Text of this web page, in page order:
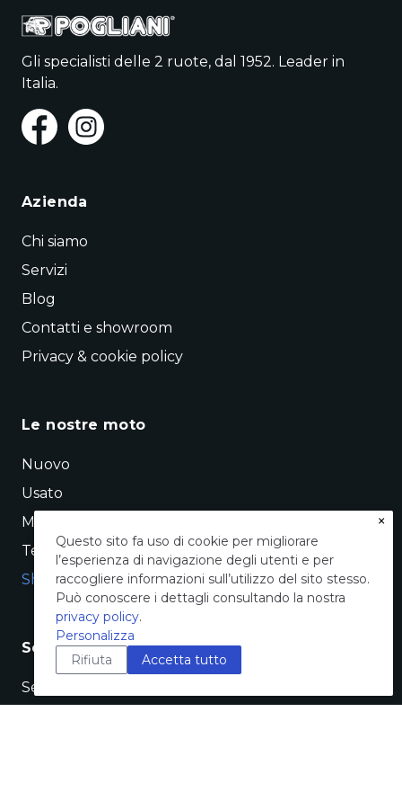
Gli specialisti delle 2 ruote, dal 1952. Leader in
Italia.
Azienda
Chi siamo
Servizi
Blog
Contatti e showroom
Privacy & cookie policy
Le nostre moto
Nuovo
Usato
Moto per brand
Test ride
Shop online
Servizi
Servizi finanziari
×
Questo sito fa uso di cookie per migliorare
l’esperienza di navigazione degli utenti e per
raccogliere informazioni sull’utilizzo del sito stesso.
Può conoscere i dettagli consultando la nostra
privacy policy.
Personalizza
Rifiuta
Accetta tutto